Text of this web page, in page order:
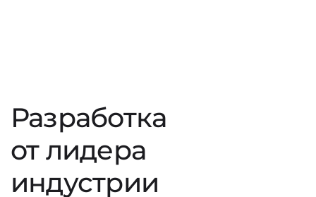
Разработка
от лидера
индустрии